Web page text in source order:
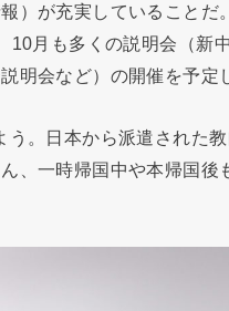
）が充実していること
10月も多くの説明会（新
明会など）の開催を予定
。日本から派遣された
、一時帰国中や本帰国